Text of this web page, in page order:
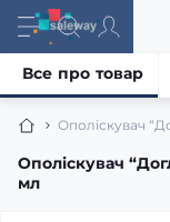
Ополіскувач
Ополіскувач
мл
Все про товар